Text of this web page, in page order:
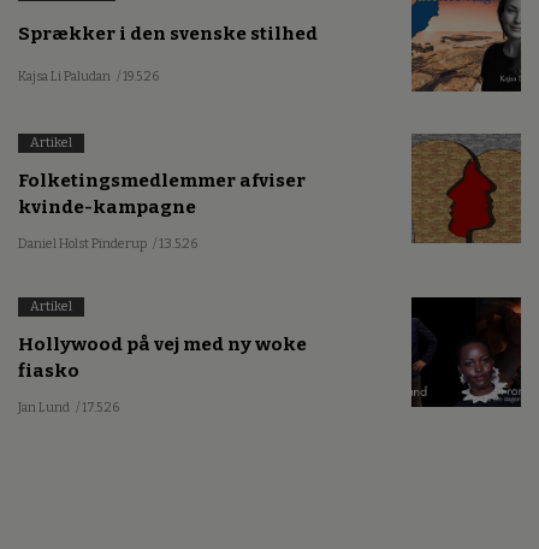
Sprækker i den svenske stilhed
Kajsa Li Paludan / 19.5.26
Artikel
Folketingsmedlemmer afviser
kvinde-kampagne
Daniel Holst Pinderup / 13.5.26
Artikel
Hollywood på vej med ny woke
fiasko
Jan Lund / 17.5.26